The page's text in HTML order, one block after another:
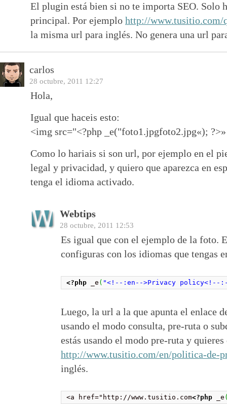
El plugin está bien si no te importa SEO. Solo
principal. Por ejemplo http://www.tusitio.com/
la misma url para inglés. No genera una url
carlos
28 octubre, 2011 12:27
Hola,
Igual que haceis esto:
<img src="<?php _e("foto1.jpgfoto2.jpg«);
Como lo hariais si son url, por ejemplo en el
legal y privacidad, y quiero que aparezca en
tenga el idioma activado.
Webtips
28 octubre, 2011 12:53
Es igual que con el ejemplo de la foto.
configuras con los idiomas que tengas
<?php _e ( "<!--:en-->Privacy policy<!--
Luego, la url a la que apunta el enlace
usando el modo consulta, pre-ruta o
estás usando el modo pre-ruta y
http://www.tusitio.com/en/politica-de-
inglés.
<a href="http://www.tusitio.com<?php _e